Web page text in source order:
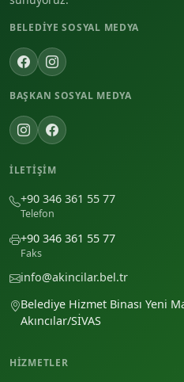
BELEDIYE SOSYAL MEDYA
BAŞKAN SOSYAL MEDYA
İLETIŞIM
+90 346 361 55 77
Telefon
+90 346 361 55 77
Faks
info@akincilar.bel.tr
Belediye Hizmet Binası Yeni
Akıncılar/SİVAS
HIZMETLER